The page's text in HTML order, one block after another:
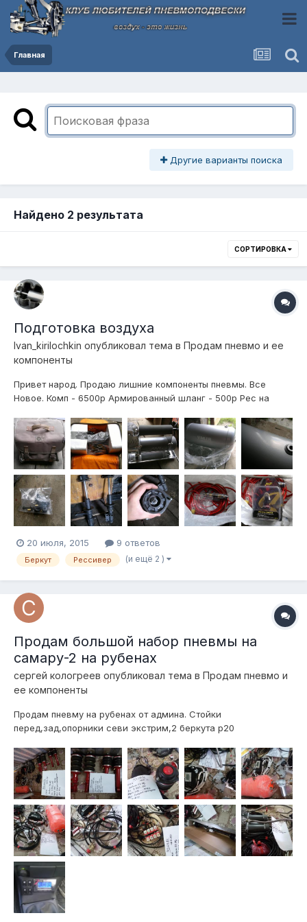
Главная
Другие варианты поиска
Найдено 2 результата
СОРТИРОВКА
Подготовка воздуха
Ivan_kirilochkin опубликовал тема в Продам пневмо и ее
компоненты
Привет народ. Продаю лишние компоненты пневмы. Все
Новое. Комп - 6500р Армированный шланг - 500р Рес на
5000р (характеристики есть на сайте ВиАйр) Комплект
проводки для подключения 2х компрессоров, силовой
пред+провода - 1500р Силовое Рэле на 8...
20 июля, 2015 9 ответов
Беркут Рессивер (и ещё 2 )
Продам большой набор пневмы на
самару-2 на рубенах
сергей кологреев опубликовал тема в Продам пневмо и
ее компоненты
Продам пневму на рубенах от админа. Стойки
перед,зад,опорники севи экстрим,2 беркута р20
потроха,загерметизированы корпуса,воздух сосет
исключительно через фильтр,провода в обход
кнопки,медные 8квадратов,не греются!), ресивер 20л
влагоотделитель и т.д.,клапана от админ...